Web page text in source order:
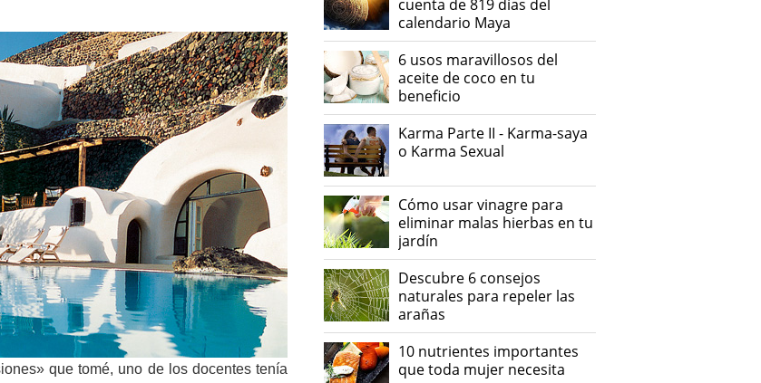
que tomé, uno de los docentes tenía
cuenta de 819 días del
calendario Maya
6 usos maravillosos del
aceite de coco en tu
beneficio
Karma Parte II - Karma-saya
o Karma Sexual
Cómo usar vinagre para
eliminar malas hierbas en tu
jardín
Descubre 6 consejos
naturales para repeler las
arañas
10 nutrientes importantes
que toda mujer necesita